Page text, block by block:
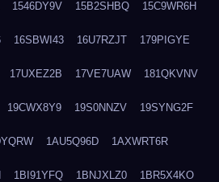
1546DY9V 15B2SHBQ 15C9WR6H
16SBWI43 16U7RZJT 179PIGYE
17UXEZ2B 17VE7UAW 181QKVNV
19CWX8Y9 19S0NNZV 19SYNG2F
1AU5Q96D 1AXWRT6R
1BI91YFQ 1BNJXLZ0 1BR5X4KO